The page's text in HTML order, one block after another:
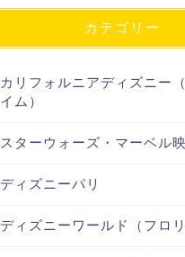
カテゴリー
カリフォルニアディズニー
イム）
スターウォーズ・マーベル
ディズニーパリ
ディズニーワールド（フロリ